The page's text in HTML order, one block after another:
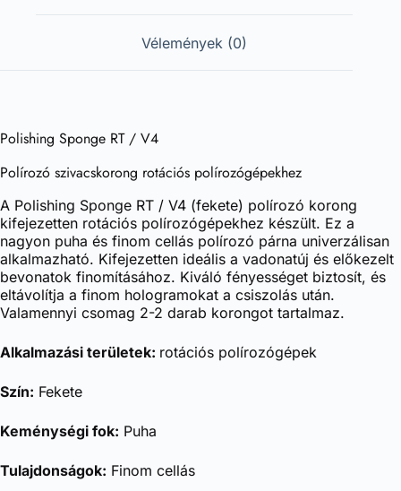
Vélemények (0)
Polishing Sponge RT / V4
Polírozó szivacskorong rotációs polírozógépekhez
A Polishing Sponge RT / V4 (fekete) polírozó korong
kifejezetten rotációs polírozógépekhez készült. Ez a
nagyon puha és finom cellás polírozó párna univerzálisan
alkalmazható. Kifejezetten ideális a vadonatúj és előkezelt
bevonatok finomításához. Kiváló fényességet biztosít, és
eltávolítja a finom hologramokat a csiszolás után.
Valamennyi csomag 2-2 darab korongot tartalmaz.
Alkalmazási területek: rotációs polírozógépek
Szín: Fekete
Keménységi fok: Puha
Tulajdonságok: Finom cellás